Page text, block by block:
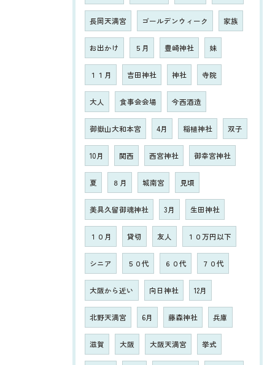
長岡天満宮 ゴールデンウィーク 家族
お出かけ ５月 豊崎神社 妹
１１月 吉田神社 神社 寺院
大人 食事会会場 今西酒造
御嶽山大和本宮 4月 稲植神社 双子
10月 関西 西宮神社 御幸宮神社
夏 ８月 城南宮 見頃
美具久留御魂神社 3月 生田神社
１０月 貸切 友人 １０万円以下
シニア ５０代 ６０代 ７０代
大阪から近い 向日神社 12月
北野天満宮 6月 藤森神社 兵庫
滋賀 大阪 大阪天満宮 挙式